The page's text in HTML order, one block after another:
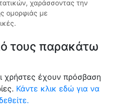
χαράσσοντας την
ομορφιάς με
τους παρακάτω
χρήστες έχουν πρόσβαση
Κάντε κλικ εδώ για να